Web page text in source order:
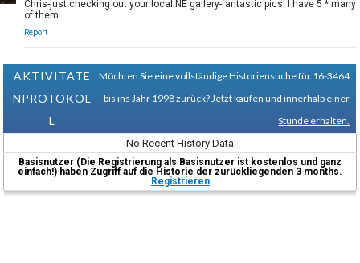
Chris-just checking out your local NE gallery-fantastic pics! I have 5 * many
of them.
Report
AKTIVITÄTE
NPROTOKOL
L
Möchten Sie eine vollständige Historiensuche für 16-3464
bis ins Jahr 1998 zurück? Jetzt kaufen und innerhalb einer
Stunde erhalten.
No Recent History Data
Basisnutzer (Die Registrierung als Basisnutzer ist kostenlos und ganz
einfach!) haben Zugriff auf die Historie der zurückliegenden 3 months.
Registrieren